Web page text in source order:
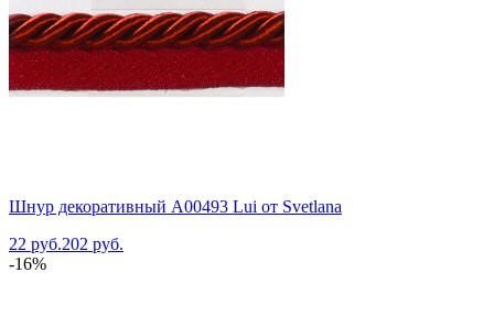
Шнур декоративный A00493 Lui от Svetlana
22 руб.202 руб.
-16%